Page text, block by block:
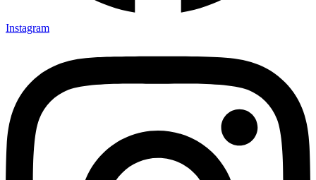
Instagram